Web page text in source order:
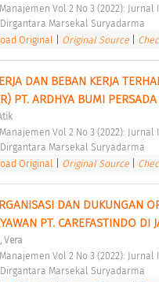
Vol 2 No 3 (2022):
Marsekal Suryadarma
Original Original Source
DAN BEBAN KERJA
PT. ARDHYA BUMI
Vol 2 No 3 (2022):
Marsekal Suryadarma
Original Original Source
DAN DUKUNGAN
PT. CAREFASTINDO DI
Vera
Vol 2 No 3 (2022):
Marsekal Suryadarma